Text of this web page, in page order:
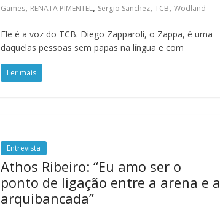
Games, RENATA PIMENTEL, Sergio Sanchez,TCB,Wodland
Ele é a voz do TCB. Diego Zapparoli, o Zappa, é uma
daquelas pessoas sem papas na língua e com
Ler mais
Entrevista
Athos Ribeiro: “Eu amo ser o
ponto de ligação entre a arena e a
arquibancada”